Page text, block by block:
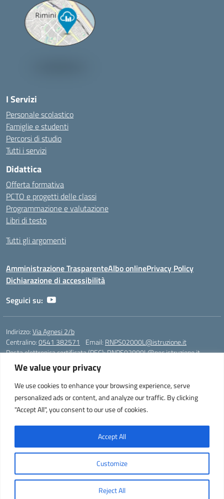
We value your privacy
We use cookies to enhance your browsing experience, serve
personalized ads or content, and analyze our traffic. By clicking
"Accept All", you consent to our use of cookies.
Customize
Reject All
Accept All
I Servizi
Personale scolastico
Famiglie e studenti
Percorsi di studio
Tutti i servizi
Didattica
Offerta formativa
PCTO e progetti delle classi
Programmazione e valutazione
Libri di testo
Tutti gli argomenti
Amministrazione TrasparenteAlbo onlinePrivacy Policy
Dichiarazione di accessibilità
Seguici su:
Indirizzo:Via Agnesi 2/b
Centralino:0541 382571 Email: RNPS02000L@istruzione.it
Posta elettronica certificata (PEC):RNPS02000L@pec.istruzione.it
Codice fiscale: 82009530401
Codice meccanografico: RNPS02000L
Liceo Scientifico e Musicale "A. Einstein" - Via Agnesi 2/b - 47923 Rimini
- Tel. +39 0541 382571 – Fax +39 0541 381636 E-mail:
Idea e progetto di Designers Italia